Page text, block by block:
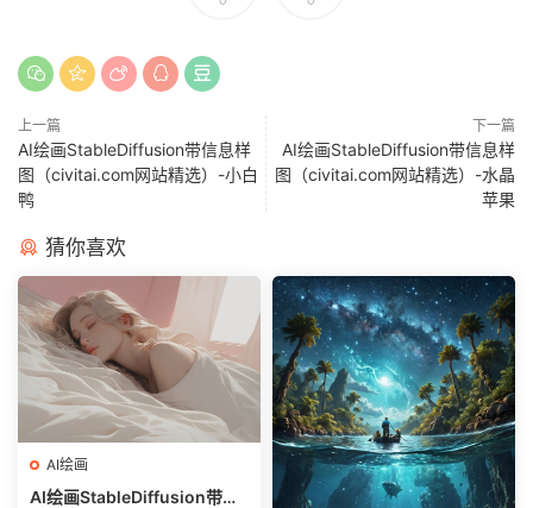
上一篇
AI绘画StableDiffusion带信息样
图（civitai.com网站精选）-小白
鸭
下一篇
AI绘画StableDiffusion带信息样
图（civitai.com网站精选）-水晶
苹果
猜你喜欢
AI绘画
AI绘画StableDiffusion带信